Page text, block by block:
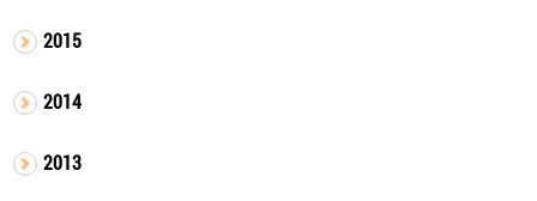
2015
2014
2013